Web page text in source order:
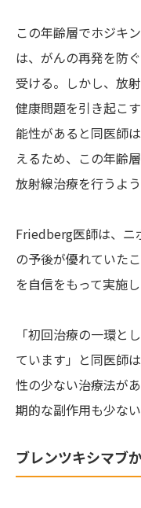
この年齢層でホジキ
は、がんの再発を防
受ける。しかし、放
健康問題を引き起こ
能性があると同医師
えるため、この年齢
放射線治療を行うよ
Friedberg医師は、ニ
の予後が優れていた
を自信をもって実施
「初回治療の一環と
ています」と同医師
性の少ない治療法が
期的な副作用も少ない
ブレンツキシマブ